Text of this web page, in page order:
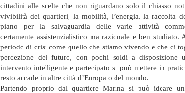
cittadini alle scelte che non riguardano solo il chiasso
vivibilità dei quartieri, la mobilità, l’energia, la raccolta
piano per la salvaguardia delle varie attività
certamente assistenzialistico ma razionale e ben studiato.
periodo di crisi come quello che stiamo vivendo e che ci
percezione del futuro, con pochi soldi a disposizione
intervento intelligente e partecipato si può mettere in
resto accade in altre città d’Europa o del mondo.
Partendo proprio dal quartiere Marina si può ideare